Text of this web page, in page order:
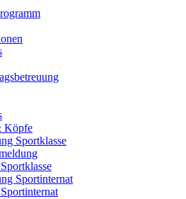
Köpfe
Sportklasse
Sportinternat